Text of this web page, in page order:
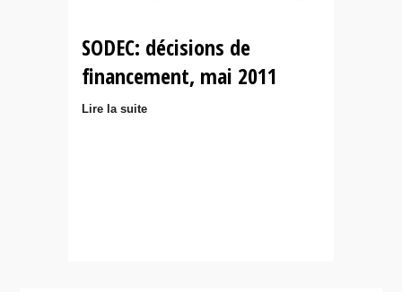
SODEC: décisions de
financement, mai 2011
Lire la suite